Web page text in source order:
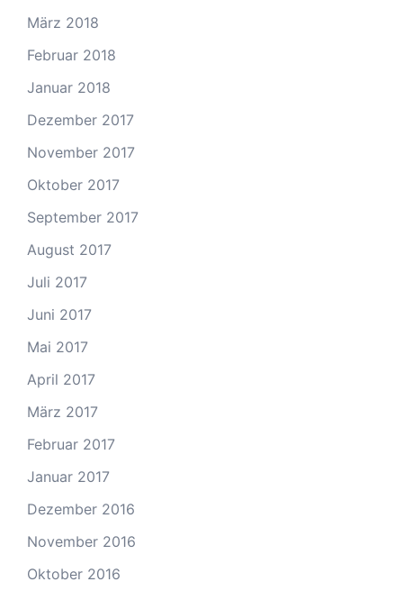
März 2018
Februar 2018
Januar 2018
Dezember 2017
November 2017
Oktober 2017
September 2017
August 2017
Juli 2017
Juni 2017
Mai 2017
April 2017
März 2017
Februar 2017
Januar 2017
Dezember 2016
November 2016
Oktober 2016